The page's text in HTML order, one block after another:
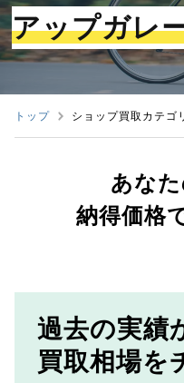
アップガレ
トップ ショップ買取カテゴ
あなた
納得価格
過去の実績
買取相場を